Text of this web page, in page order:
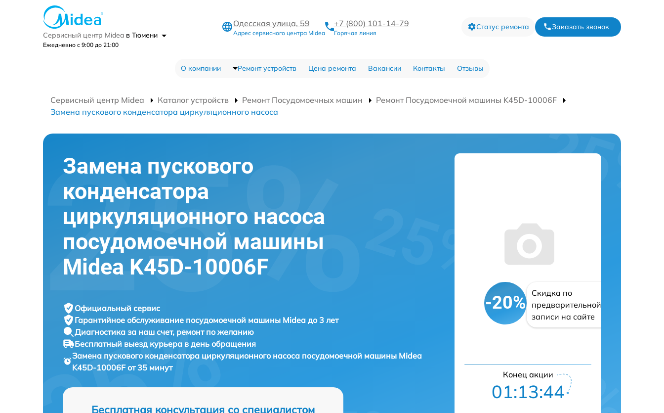
Сервисный центр Midea в Тюмени
Ежедневно с 9:00 до 21:00
Одесская улица, 59
Адрес сервисного центра Midea
+7 (800) 101-14-79
Горячая линия
Статус ремонта Заказать звонок
О компании Ремонт устройств Цена ремонта Вакансии Контакты Отзывы
Сервисный центр Midea Каталог устройств Ремонт Посудомоечных машин
Ремонт Посудомоечной машины K45D-10006F
Замена пускового конденсатора циркуляционного насоса
Замена пускового
конденсатора
циркуляционного насоса
посудомоечной машины
Midea K45D-10006F
Официальный сервис
Гарантийное обслуживание посудомоечной машины Midea до 3 лет
Диагностика за наш счет, ремонт по желанию
Бесплатный выезд курьера в день обращения
Замена пускового конденсатора циркуляционного насоса посудомоечной машины Midea
K45D-10006F от 35 минут
Бесплатная консультация со специалистом
-20%
Скидка по
предварительной
записи на сайте
Конец акции
01:13:43